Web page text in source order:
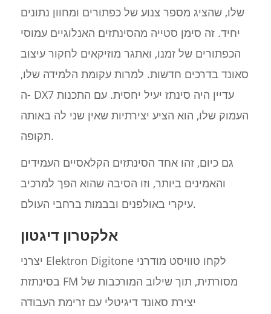
שלו, שהציג מספר צנוע של כפתורים ומחוון נתונים
יחיד. זה סימן סטייה מהסינתזים האנלוגיים עמוסי
הכפתורים של זמנו, ואתגר מוזיקאים לחקור עיצוב
סאונד בדרכים חדשות. למרות עקומת הלמידה שלו,
ה- DX7 עדיין היה סינתז יעיל יחסית. עם התכנות
העמוק שלו, הוא הציע יצירתיות שאין שני לה באותה
תקופה.
גם כיום, זהו אחד הסינתזים הקלאסיים העמידים
והאמינים ביותר, וזו הסיבה שהוא הפך למרכיב
עיקרי באולפנים ובבמות ברחבי העולם.
אלקטרון דיגטון
יצרני Elektron Digitone לקחו טוויסט מודרני
בסינתזת FM מסורתית, תוך שילוב המורכבות של
יצירת סאונד דיגיטלי עם זרימת העבודה